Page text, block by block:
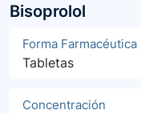
Bisoprolol
Forma Farmacéutica
Tabletas
Concentración